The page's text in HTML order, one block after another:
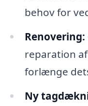
behov for
Renovering:
reparation
forlænge
Ny